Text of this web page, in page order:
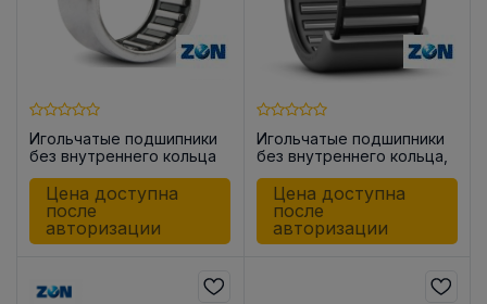
Игольчатые подшипники
без внутреннего кольца
HK0912
Цена доступна
после
авторизации
Игольчатые подшипники
без внутреннего кольца,
закрытые с одной
стороны BK0810
Цена доступна
после
авторизации